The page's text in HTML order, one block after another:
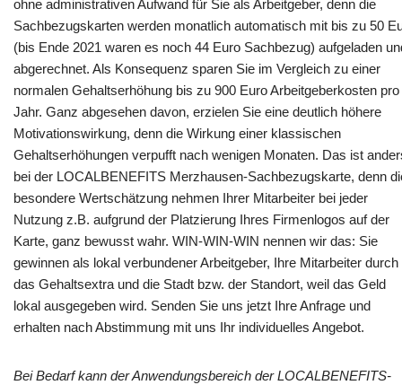
ohne administrativen Aufwand für Sie als Arbeitgeber, denn die
Sachbezugskarten werden monatlich automatisch mit bis zu 50
(bis Ende 2021 waren es noch 44 Euro Sachbezug) aufgeladen
abgerechnet. Als Konsequenz sparen Sie im Vergleich zu einer
normalen Gehaltserhöhung bis zu 900 Euro Arbeitgeberkosten pro
Jahr. Ganz abgesehen davon, erzielen Sie eine deutlich höhere
Motivationswirkung, denn die Wirkung einer klassischen
Gehaltserhöhungen verpufft nach wenigen Monaten. Das ist
bei der LOCALBENEFITS Merzhausen-Sachbezugskarte, denn
besondere Wertschätzung nehmen Ihrer Mitarbeiter bei jeder
Nutzung z.B. aufgrund der Platzierung Ihres Firmenlogos auf der
Karte, ganz bewusst wahr. WIN-WIN-WIN nennen wir das: Sie
gewinnen als lokal verbundener Arbeitgeber, Ihre Mitarbeiter durch
das Gehaltsextra und die Stadt bzw. der Standort, weil das Geld
lokal ausgegeben wird. Senden Sie uns jetzt Ihre Anfrage und
erhalten nach Abstimmung mit uns Ihr individuelles Angebot.
Bei Bedarf kann der Anwendungsbereich der LOCALBENEFITS-